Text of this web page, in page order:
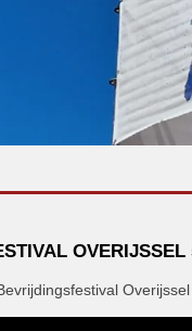
OVERIJSSEL
Overijssel